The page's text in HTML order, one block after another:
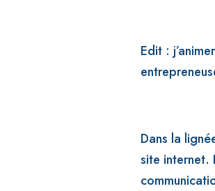
Edit :
Dans la
site internet.